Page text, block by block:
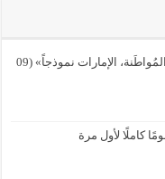
فصول من كتاب «الوطنيّة والمُواطَنة، الإمارات نموذجاً» (09
كاملًا لأول مرة